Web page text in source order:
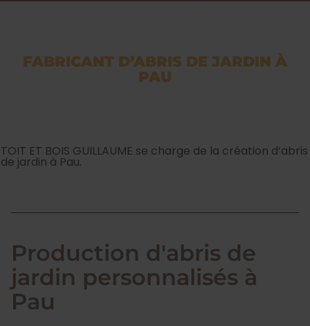
FABRICANT D’ABRIS DE JARDIN À
PAU
TOIT ET BOIS GUILLAUME se charge de la création d’abris
de jardin à Pau.
Production d'abris de
jardin personnalisés à
Pau